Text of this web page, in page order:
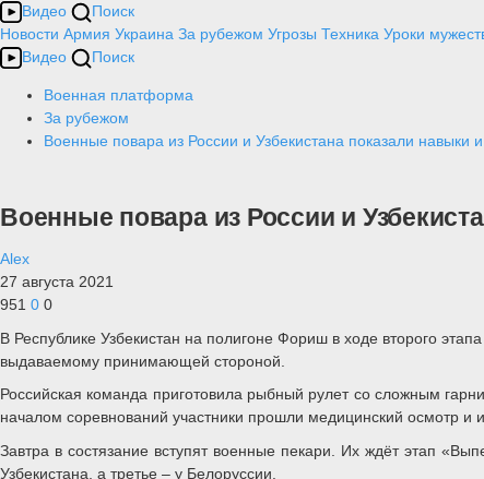
Видео
Поиск
Новости Армия Украина За рубежом Угрозы Техника Уроки
Видео
Поиск
Военная платформа
За рубежом
Военные повара из России и Узбекистана показали навыки
Военные повара из России и
Alex
27 августа 2021
951 0 0
В Республике Узбекистан на полигоне Фориш в ходе второго
выдаваемому принимающей стороной.
Российская команда приготовила рыбный рулет со сложным
началом соревнований участники прошли медицинский осмотр и
Завтра в состязание вступят военные пекари. Их ждёт этап
Узбекистана, а третье – у Белоруссии.